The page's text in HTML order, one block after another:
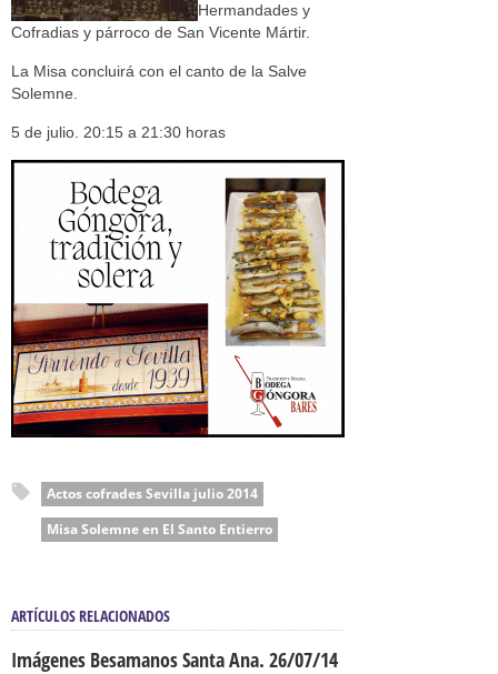
Hermandades y
Cofradias y párroco de San Vicente Mártir.
La Misa concluirá con el canto de la Salve
Solemne.
5 de julio. 20:15 a 21:30 horas
Actos cofrades Sevilla julio 2014
Misa Solemne en El Santo Entierro
ARTÍCULOS RELACIONADOS
Imágenes Besamanos Santa Ana. 26/07/14